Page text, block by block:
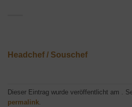
Headchef / Souschef
Dieser Eintrag wurde veröffentlicht am .
permalink.